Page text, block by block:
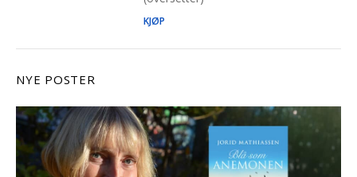
KJØP
NYE POSTER